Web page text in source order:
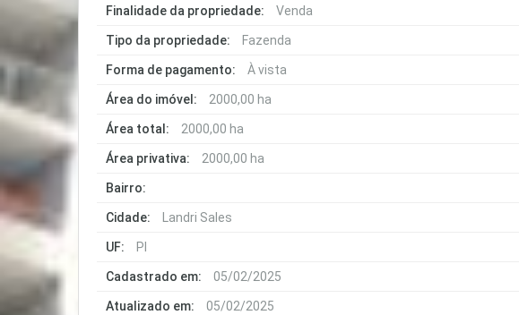
Finalidade da propriedade: Venda
Tipo da propriedade: Fazenda
Forma de pagamento: À vista
Área do imóvel: 2000,00 ha
Área total: 2000,00 ha
Área privativa: 2000,00 ha
Bairro:
Cidade: Landri Sales
UF: PI
Cadastrado em: 05/02/2025
Atualizado em: 05/02/2025